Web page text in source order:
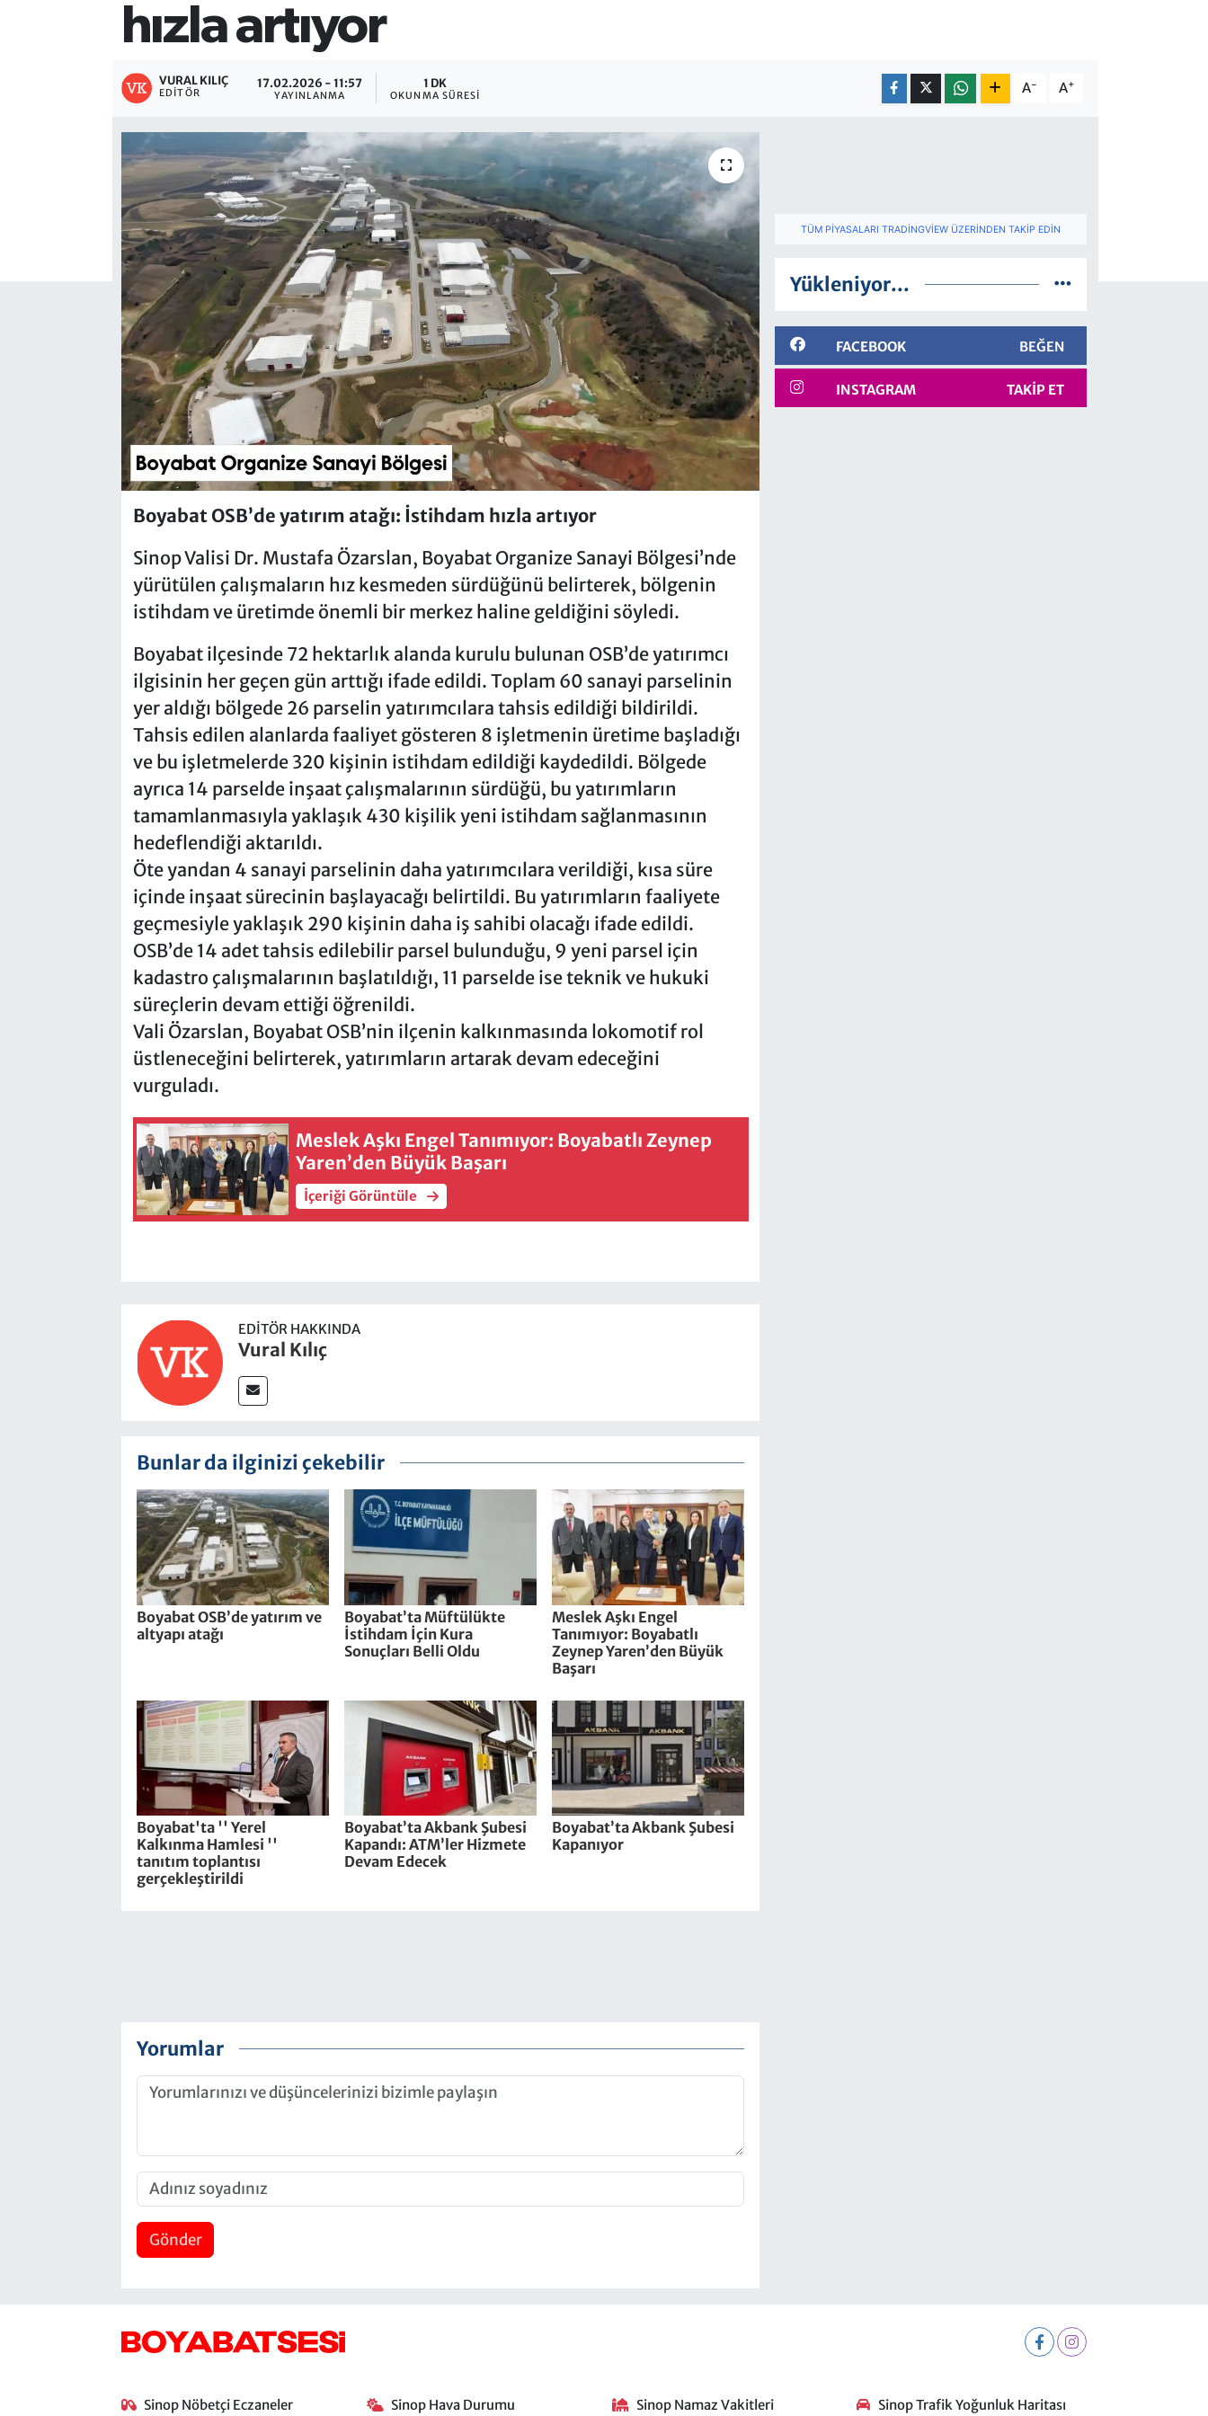
hızla artıyor
VURAL KILIÇ
EDITÖR
17.02.2026 - 11:57
YAYINLANMA
1 DK
OKUNMA SÜRESI A- A+
Boyabat OSB’de yatırım atağı: İstihdam hızla artıyor
Sinop Valisi Dr. Mustafa Özarslan, Boyabat Organize Sanayi Bölgesi’nde
yürütülen çalışmaların hız kesmeden sürdüğünü belirterek, bölgenin
istihdam ve üretimde önemli bir merkez haline geldiğini söyledi.
Boyabat ilçesinde 72 hektarlık alanda kurulu bulunan OSB’de yatırımcı
ilgisinin her geçen gün arttığı ifade edildi. Toplam 60 sanayi parselinin
yer aldığı bölgede 26 parselin yatırımcılara tahsis edildiği bildirildi.
Tahsis edilen alanlarda faaliyet gösteren 8 işletmenin üretime başladığı
ve bu işletmelerde 320 kişinin istihdam edildiği kaydedildi. Bölgede
ayrıca 14 parselde inşaat çalışmalarının sürdüğü, bu yatırımların
tamamlanmasıyla yaklaşık 430 kişilik yeni istihdam sağlanmasının
hedeflendiği aktarıldı.
Öte yandan 4 sanayi parselinin daha yatırımcılara verildiği, kısa süre
içinde inşaat sürecinin başlayacağı belirtildi. Bu yatırımların faaliyete
geçmesiyle yaklaşık 290 kişinin daha iş sahibi olacağı ifade edildi.
OSB’de 14 adet tahsis edilebilir parsel bulunduğu, 9 yeni parsel için
kadastro çalışmalarının başlatıldığı, 11 parselde ise teknik ve hukuki
süreçlerin devam ettiği öğrenildi.
Vali Özarslan, Boyabat OSB’nin ilçenin kalkınmasında lokomotif rol
üstleneceğini belirterek, yatırımların artarak devam edeceğini
vurguladı.
Meslek Aşkı Engel Tanımıyor: Boyabatlı Zeynep
Yaren’den Büyük Başarı
İçeriği Görüntüle
EDITÖR HAKKINDA
Vural Kılıç
Bunlar da ilginizi çekebilir
Boyabat OSB’de yatırım ve
altyapı atağı
Boyabat’ta Müftülükte
İstihdam İçin Kura
Sonuçları Belli Oldu
Meslek Aşkı Engel
Tanımıyor: Boyabatlı
Zeynep Yaren’den Büyük
Başarı
Boyabat'ta '' Yerel
Kalkınma Hamlesi ''
tanıtım toplantısı
gerçekleştirildi
Boyabat’ta Akbank Şubesi
Kapandı: ATM’ler Hizmete
Devam Edecek
Boyabat’ta Akbank Şubesi
Kapanıyor
Yorumlar
Gönder
TÜM PIYASALARI TRADINGVIEW ÜZERINDEN TAKIP EDIN
Yükleniyor...
FACEBOOK BEĞEN
INSTAGRAM TAKIP ET
Sinop Nöbetçi Eczaneler Sinop Hava Durumu Sinop Namaz Vakitleri Sinop Trafik Yoğunluk Haritası